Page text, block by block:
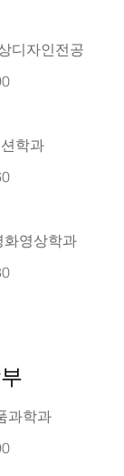
디자인전공
학과
화영상학과
과학과